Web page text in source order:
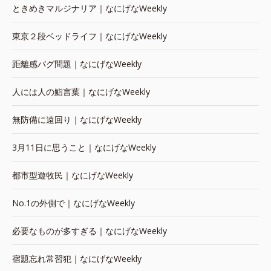
ときめきマルジナリア｜なにげなWeekly
東京２段ベッドライフ｜なにげなWeekly
距離感バグ問題｜なにげなWeekly
人には人の鮨言葉｜なにげなWeekly
無防備に遠回り｜なにげなWeekly
3月11日に思うこと｜なにげなWeekly
都市型遊牧民｜なにげなWeekly
No.1の外側で｜なにげなWeekly
必要なものが多すぎる｜なにげなWeekly
宿題忘れ常習犯｜なにげなWeekly